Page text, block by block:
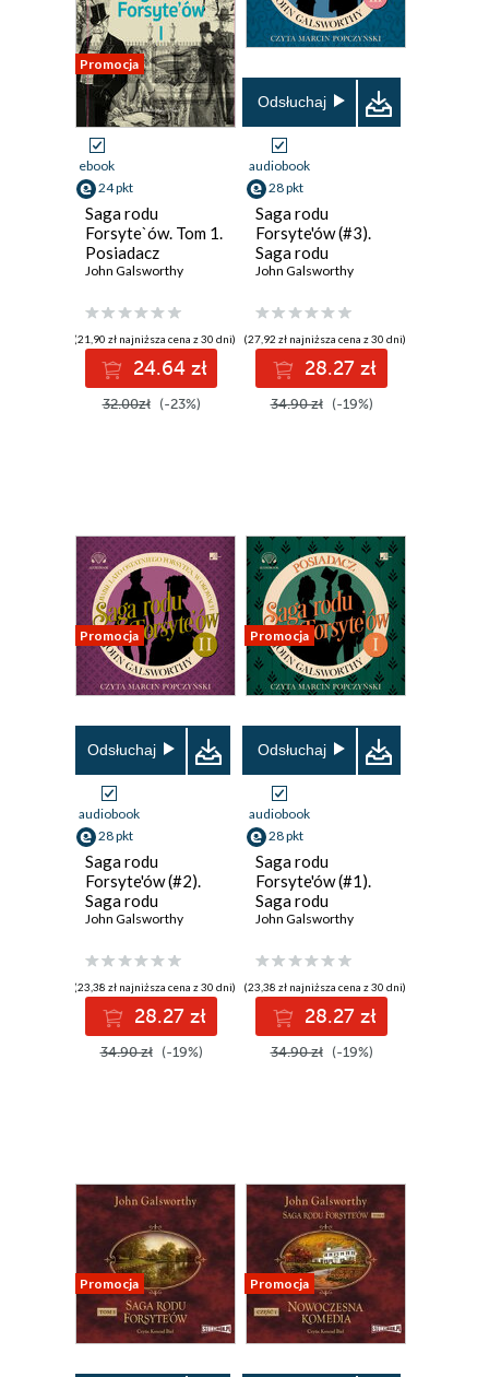
Promocja
ebook
24 pkt
Saga rodu
Forsyte`ów. Tom 1.
Posiadacz
John Galsworthy
(21,90 zł najniższa cena z 30 dni)
24.64 zł
32.00zł (-23%)
Odsłuchaj
audiobook
28 pkt
Saga rodu
Forsyte'ów (#3).
Saga rodu
Forsyte'ów.
wynajęcia
John Galsworthy
(27,92 zł najniższa cena z 30 dni)
28.27 zł
34.90 zł (-19%)
Promocja
Odsłuchaj
audiobook
28 pkt
Saga rodu
Forsyte'ów (#2).
Saga rodu
Forsyte'ów. Babie
Forsyte'a. W
okowach
John Galsworthy
(23,38 zł najniższa cena z 30 dni)
28.27 zł
34.90 zł (-19%)
Promocja
Odsłuchaj
audiobook
28 pkt
Saga rodu
Forsyte'ów (#1).
Saga rodu
Forsyte'ów.
John Galsworthy
(23,38 zł najniższa cena z 30 dni)
28.27 zł
34.90 zł (-19%)
Promocja Promocja